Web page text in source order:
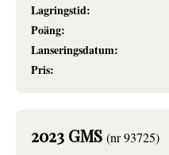
Lagringstid:
Poäng:
Lanseringsdatum:
Pris:
2023 GMS (nr 93725)